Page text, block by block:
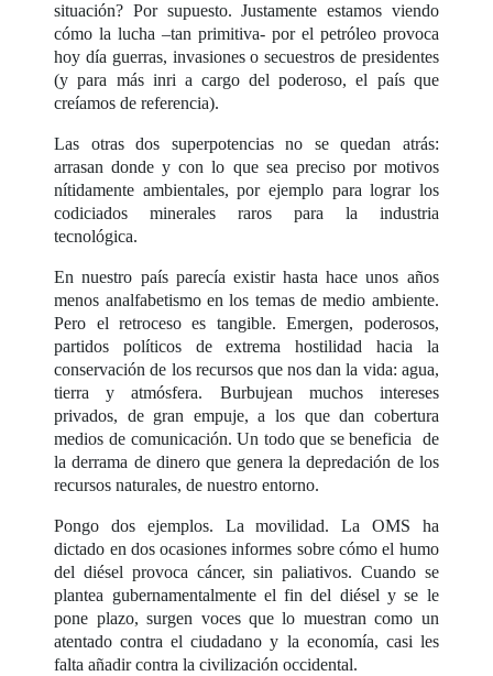
situación? Por supuesto. Justamente estamos viendo
cómo la lucha –tan primitiva- por el petróleo provoca
hoy día guerras, invasiones o secuestros de presidentes
(y para más inri a cargo del poderoso, el país que
creíamos de referencia).
Las otras dos superpotencias no se quedan atrás:
arrasan donde y con lo que sea preciso por motivos
nítidamente ambientales, por ejemplo para lograr los
codiciados minerales raros para la industria
tecnológica.
En nuestro país parecía existir hasta hace unos años
menos analfabetismo en los temas de medio ambiente.
Pero el retroceso es tangible. Emergen, poderosos,
partidos políticos de extrema hostilidad hacia la
conservación de los recursos que nos dan la vida: agua,
tierra y atmósfera. Burbujean muchos intereses
privados, de gran empuje, a los que dan cobertura
medios de comunicación. Un todo que se beneficia de
la derrama de dinero que genera la depredación de los
recursos naturales, de nuestro entorno.
Pongo dos ejemplos. La movilidad. La OMS ha
dictado en dos ocasiones informes sobre cómo el humo
del diésel provoca cáncer, sin paliativos. Cuando se
plantea gubernamentalmente el fin del diésel y se le
pone plazo, surgen voces que lo muestran como un
atentado contra el ciudadano y la economía, casi les
falta añadir contra la civilización occidental.